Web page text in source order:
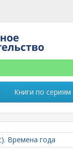
Книги по сериям